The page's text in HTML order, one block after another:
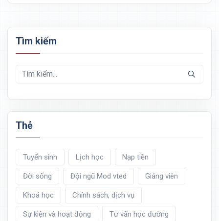
Tìm kiếm
Thẻ
Tuyển sinh Lịch học Nạp tiền
Đời sống Đội ngũ Mod vted Giảng viên
Khoá học Chính sách, dịch vụ
Sự kiện và hoạt động Tư vấn học đường